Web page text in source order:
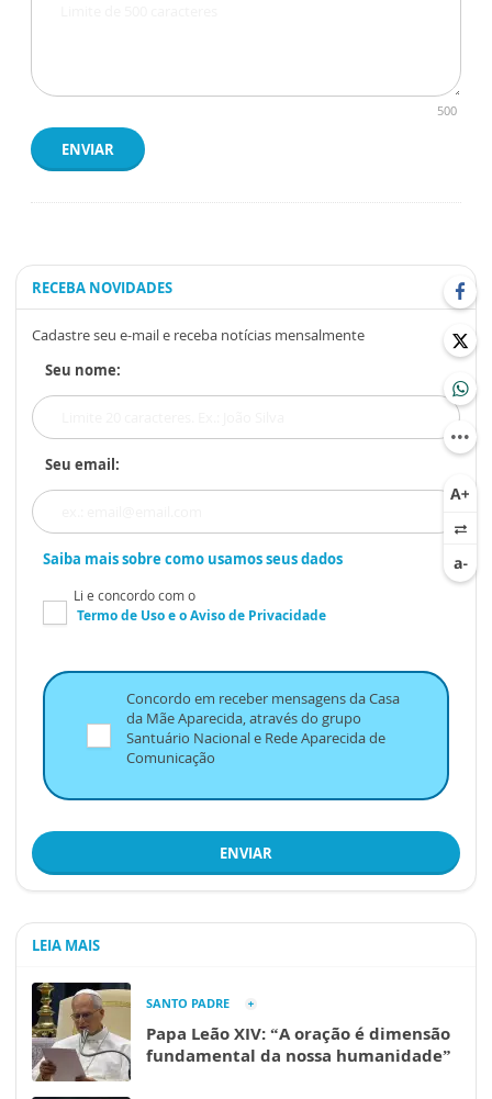
500
ENVIAR
RECEBA NOVIDADES
Cadastre seu e-mail e receba notícias mensalmente
Seu nome:
Seu email:
Saiba mais sobre como usamos seus dados
Li e concordo com o
Termo de Usoe oAviso de Privacidade
Concordo em receber mensagens da Casa
da Mãe Aparecida, através do grupo
Santuário Nacional e Rede Aparecida de
Comunicação
ENVIAR
LEIA MAIS
SANTO PADRE
Papa Leão XIV: “A oração é dimensão
fundamental da nossa humanidade”